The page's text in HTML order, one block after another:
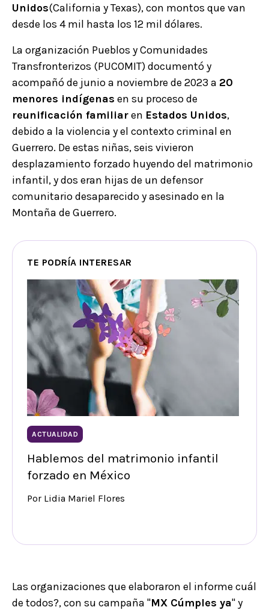
Unidos(California y Texas), con montos que van
desde los 4 mil hasta los 12 mil dólares.
La organización Pueblos y Comunidades
Transfronterizos (PUCOMIT) documentó y
acompañó de junio a noviembre de 2023 a 20
menores indígenas en su proceso de
reunificación familiaren Estados Unidos,
debido a la violencia y el contexto criminal en
Guerrero. De estas niñas, seis vivieron
desplazamiento forzado huyendo del matrimonio
infantil, y dos eran hijas de un defensor
comunitario desaparecido y asesinado en la
Montaña de Guerrero.
TE PODRÍA INTERESAR
ACTUALIDAD
Hablemos del matrimonio infantil
forzado en México
Por Lidia Mariel Flores
Las organizaciones que elaboraron el informe cuál
de todos?, con su campaña "MX Cúmples ya" y